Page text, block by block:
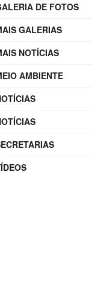
DE FOTOS
GALERIAS
NOTÍCIAS
AMBIENTE